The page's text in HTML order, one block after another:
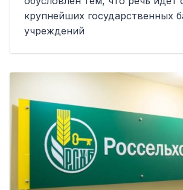
крупнейших государственных
учреждений